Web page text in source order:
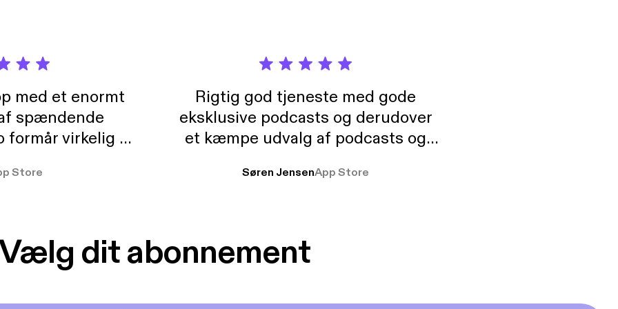
med et enormt
spændende
formår virkelig at
At der så også
Store
Rigtig god tjeneste med gode
eksklusive podcasts og derudover
et kæmpe udvalg af podcasts og
ikke andet så udelukkende pga
Søren JensenApp Store
dit abonnement